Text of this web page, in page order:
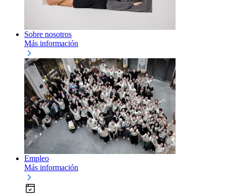
Sobre nosotros
Más información
Empleo
Más información